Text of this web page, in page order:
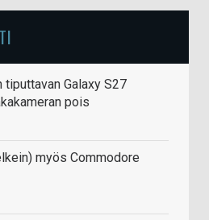
tiputtavan Galaxy S27
pois
myös Commodore